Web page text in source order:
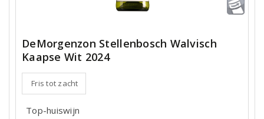
DeMorgenzon Stellenbosch Walvisch
Kaapse Wit 2024
Fris tot zacht
Top-huiswijn